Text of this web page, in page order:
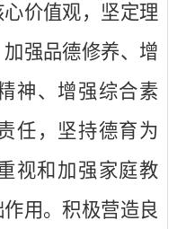
价值观，坚定理
强品德修养、增
神、增强综合素
任，坚持德育为
视和加强家庭教
用。积极营造良